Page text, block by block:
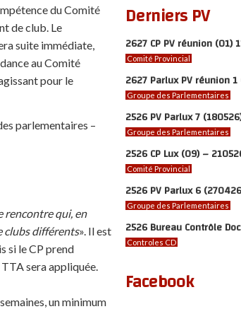
du Comité
de club. Le
suite immédiate,
au Comité
pour le
parlementaires –
rencontre qui, en
clubs différents». Il est
si le CP prend
sera appliquée.
un minimum
Derniers PV
2627 CP PV réunion (01)
Comité Provincial
2627 Parlux PV réunion
Groupe des Parlementaires
2526 PV Parlux 7
Groupe des Parlementaires
2526 CP Lux (09) –
Comité Provincial
2526 PV Parlux 6
Groupe des Parlementaires
2526 Bureau Contrôle
Controles CD
Facebook